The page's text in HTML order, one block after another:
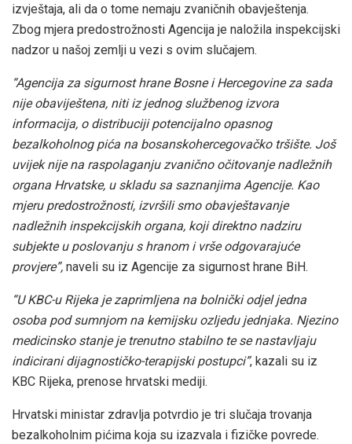
izvještaja, ali da o tome nemaju zvaničnih obavještenja.
Zbog mjera predostrožnosti Agencija je naložila inspekcijski
nadzor u našoj zemlji u vezi s ovim slučajem.
“Agencija za sigurnost hrane Bosne i Hercegovine za sada
nije obaviještena, niti iz jednog službenog izvora
informacija, o distribuciji potencijalno opasnog
bezalkoholnog pića na bosanskohercegovačko tršište. Još
uvijek nije na raspolaganju zvanično očitovanje nadležnih
organa Hrvatske, u skladu sa saznanjima Agencije. Kao
mjeru predostrožnosti, izvršili smo obavještavanje
nadležnih inspekcijskih organa, koji direktno nadziru
subjekte u poslovanju s hranom i vrše odgovarajuće
provjere”, naveli su iz Agencije za sigurnost hrane BiH.
“U KBC-u Rijeka je zaprimljena na bolnički odjel jedna
osoba pod sumnjom na kemijsku ozljedu jednjaka. Njezino
medicinsko stanje je trenutno stabilno te se nastavljaju
indicirani dijagnostičko-terapijski postupci”, kazali su iz
KBC Rijeka, prenose hrvatski mediji.
Hrvatski ministar zdravlja potvrdio je tri slučaja trovanja
bezalkoholnim pićima koja su izazvala i fizičke povrede.